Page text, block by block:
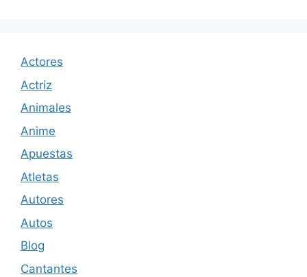
Actores
Actriz
Animales
Anime
Apuestas
Atletas
Autores
Autos
Blog
Cantantes